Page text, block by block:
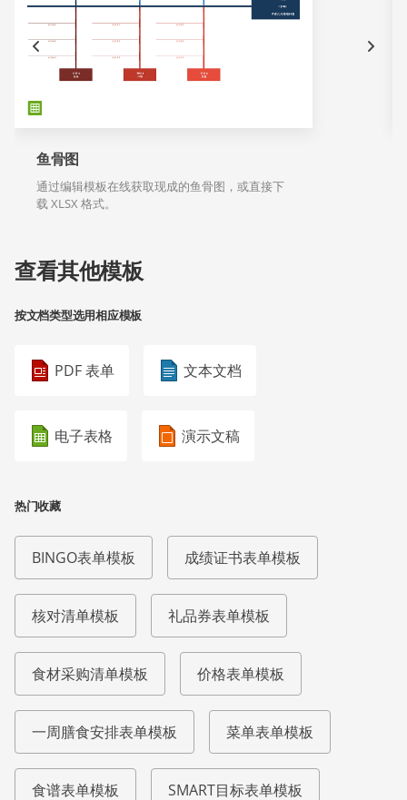
鱼骨图
通过编辑模板在线获取现成的鱼骨图，或直接下
载 XLSX 格式。
查看其他模板
按文档类型选用相应模板
PDF 表单 文本文档
电子表格 演示文稿
热门收藏
BINGO表单模板 成绩证书表单模板
核对清单模板 礼品券表单模板
食材采购清单模板 价格表单模板
一周膳食安排表单模板 菜单表单模板
食谱表单模板 SMART目标表单模板